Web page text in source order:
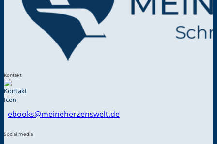
Kontakt
ebooks@meineherzenswelt.de
Social media